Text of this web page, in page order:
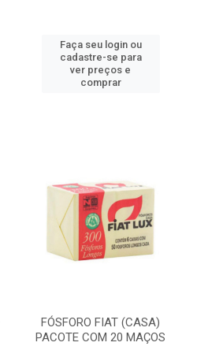
Faça seu login ou
cadastre-se para
ver preços e
comprar
FÓSFORO FIAT (CASA)
PACOTE COM 20 MAÇOS